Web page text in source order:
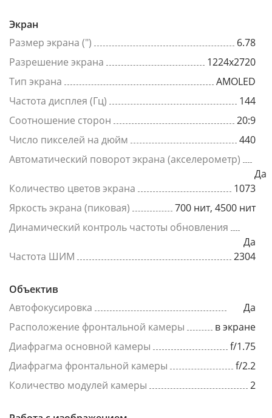
Экран
Размер экрана (")
6.78
Разрешение экрана
1224x2720
Тип экрана
AMOLED
Частота дисплея (Гц)
144
Соотношение сторон
20:9
Число пикселей на дюйм
440
Автоматический поворот экрана (акселерометр)
Да
Количество цветов экрана
1073
Яркость экрана (пиковая)
700 нит, 4500 нит
Динамический контроль частоты обновления
Да
Частота ШИМ
2304
Объектив
Автофокусировка
Да
Расположение фронтальной камеры
в экране
Диафрагма основной камеры
f/1.75
Диафрагма фронтальной камеры
f/2.2
Количество модулей камеры
2